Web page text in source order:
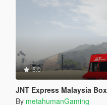
5.0
JNT Express Malaysia
By metahumanGaming